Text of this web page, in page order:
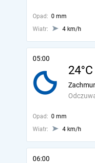
Opad: 0 mm
Wiatr:
4 km/h
05:00
24°C
Opad: 0 mm
Wiatr:
4 km/h
06:00